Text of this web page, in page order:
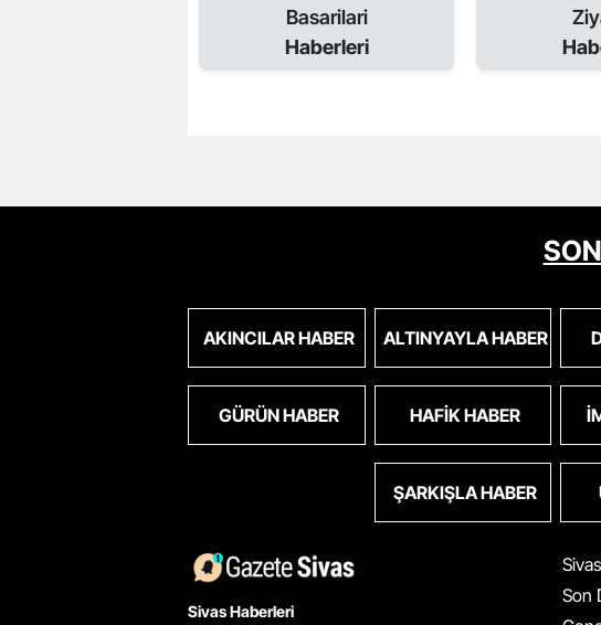
Basarilari
Haberleri
AKINCILAR HABER ALTINYAYLA HABER
GÜRÜN HABER HAFIK HABER
ŞARKIŞLA HABER
Sivas Haberleri
Son